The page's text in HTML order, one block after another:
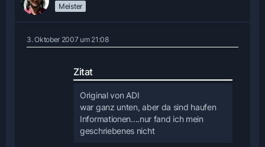
Meister
3. Oktober 2007 um 21:08
Zitat
Original von ADI
war ganz unten, aber da sind haufen
Informationen....nur fand ich mein
geschriebenes nicht